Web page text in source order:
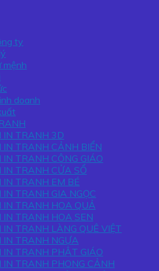
ty
mệnh
doanh
IN TRANH 3D
IN TRANH CẢNH BIỂN
IN TRANH CÔNG GIÁO
IN TRANH CỬA SỔ
IN TRANH EM BÉ
IN TRANH GIA NGỌC
IN TRANH HOA QUẢ
IN TRANH HOA SEN
IN TRANH LÀNG QUÊ VIỆT
IN TRANH NGỰA
IN TRANH PHẬT GIÁO
IN TRANH PHONG CẢNH